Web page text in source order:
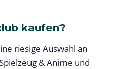
kaufen?
riesige Auswahl an
& Anime und